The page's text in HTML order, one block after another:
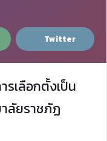
Twitter
รเลือกตั้งเป็น
ลัยราชภัฏ